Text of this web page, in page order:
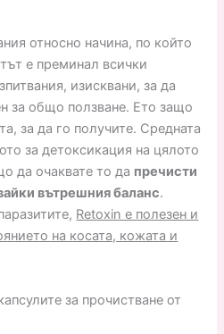
относно начина, по който
е преминал всички
изисквани, за да
за общо ползване. Ето защо
за да го получите. Средната
за детоксикация на цялото
да очаквате то да пречисти
вътрешния баланс.
Retoxin е полезен и
на косата, кожата и
за прочистване от